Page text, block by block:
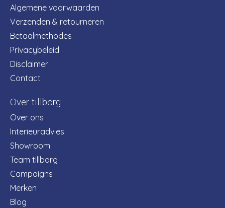
Algemene voorwaarden
Verzenden & retourneren
Betaalmethodes
Privacybeleid
Disclaimer
Contact
Over tillborg
Over ons
Interieuradvies
Showroom
Team tillborg
Campaigns
Merken
Blog